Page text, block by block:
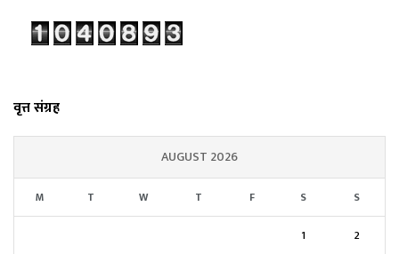
वृत्त संग्रह
AUGUST 2026
M T W T F S S
1
2